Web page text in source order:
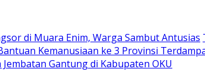
di Muara Enim, Warga Sambut Antusias
Kemanusiaan ke 3 Provinsi
Gantung di Kabupaten OKU